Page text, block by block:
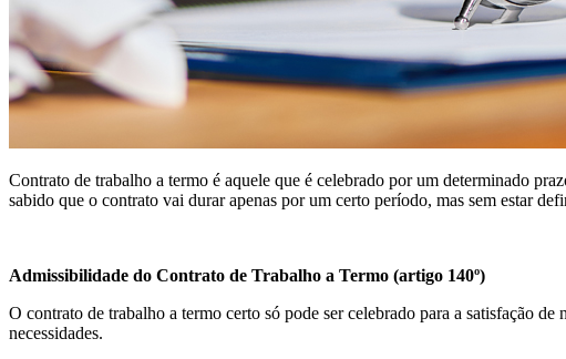
Contrato de trabalho a termo é aquele que é celebrado por um determinado
sabido que o contrato vai durar apenas por um certo período, mas sem estar
Admissibilidade do Contrato de Trabalho a Termo (artigo 140º)
O contrato de trabalho a termo certo só pode ser celebrado para a satisfação
necessidades.